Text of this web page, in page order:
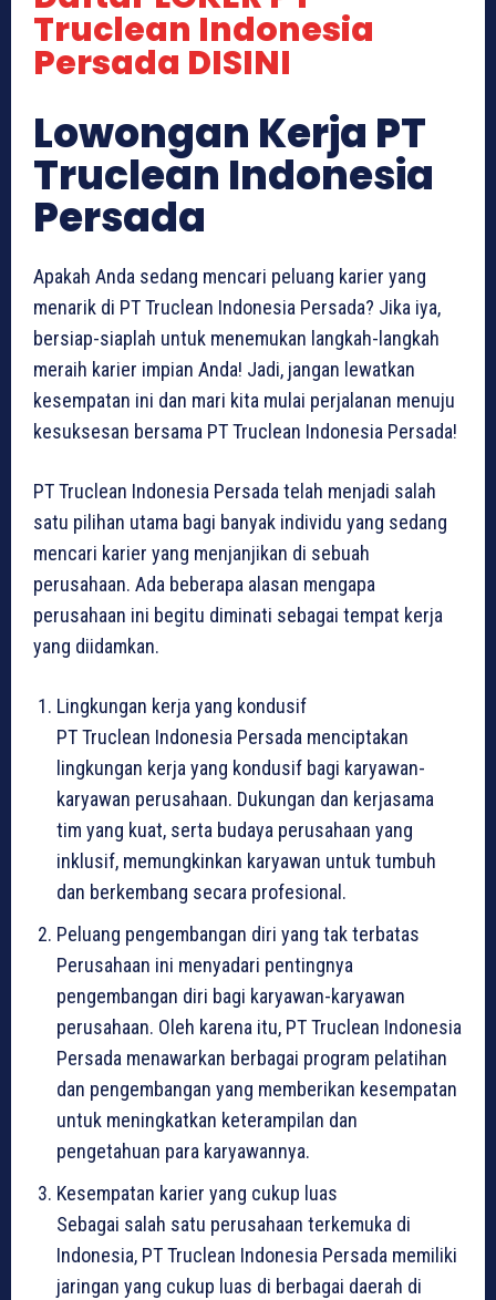
Truclean Indonesia
Persada DISINI
Lowongan Kerja PT
Truclean Indonesia
Persada
Apakah Anda sedang mencari peluang karier yang
menarik di PT Truclean Indonesia Persada? Jika iya,
bersiap-siaplah untuk menemukan langkah-langkah
meraih karier impian Anda! Jadi, jangan lewatkan
kesempatan ini dan mari kita mulai perjalanan menuju
kesuksesan bersama PT Truclean Indonesia Persada!
PT Truclean Indonesia Persada telah menjadi salah
satu pilihan utama bagi banyak individu yang sedang
mencari karier yang menjanjikan di sebuah
perusahaan. Ada beberapa alasan mengapa
perusahaan ini begitu diminati sebagai tempat kerja
yang diidamkan.
Lingkungan kerja yang kondusif
PT Truclean Indonesia Persada menciptakan
lingkungan kerja yang kondusif bagi karyawan-
karyawan perusahaan. Dukungan dan kerjasama
tim yang kuat, serta budaya perusahaan yang
inklusif, memungkinkan karyawan untuk tumbuh
dan berkembang secara profesional.
Peluang pengembangan diri yang tak terbatas
Perusahaan ini menyadari pentingnya
pengembangan diri bagi karyawan-karyawan
perusahaan. Oleh karena itu, PT Truclean Indonesia
Persada menawarkan berbagai program pelatihan
dan pengembangan yang memberikan kesempatan
untuk meningkatkan keterampilan dan
pengetahuan para karyawannya.
Kesempatan karier yang cukup luas
Sebagai salah satu perusahaan terkemuka di
Indonesia, PT Truclean Indonesia Persada memiliki
jaringan yang cukup luas di berbagai daerah di